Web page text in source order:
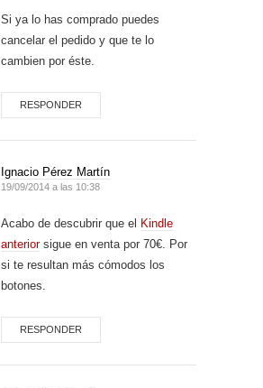
Si ya lo has comprado puedes
cancelar el pedido y que te lo
cambien por éste.
RESPONDER
Ignacio Pérez Martín
19/09/2014 a las 10:38
Acabo de descubrir que el Kindle
anteriorsigue en venta por 70€. Por
si te resultan más cómodos los
botones.
RESPONDER